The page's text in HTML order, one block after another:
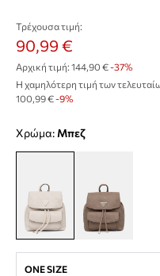
Τρέχουσα τιμή:
90,99 €
Αρχική τιμή: 144,90 €-37%
Η χαμηλότερη τιμή των
100,99 € -9%
Χρώμα: μπεζ
ONE SIZE